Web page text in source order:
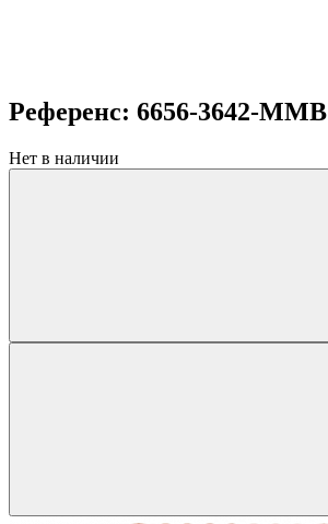
Референс: 6656-3642-MMB
Нет в наличии